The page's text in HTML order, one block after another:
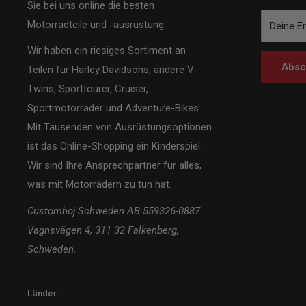
Sie bei uns online die besten
Motorradteile und -ausrüstung.
Wir haben ein riesiges Sortiment an
Teilen für Harley Davidsons, andere V-
Twins, Sporttourer, Cruiser,
Sportmotorräder und Adventure-Bikes.
Mit Tausenden von Ausrüstungsoptionen
ist das Online-Shopping ein Kinderspiel.
Wir sind Ihre Ansprechpartner für alles,
was mit Motorrädern zu tun hat.
Customhoj Schweden AB 559326-0887
Vagnsvägen 4, 311 32 Falkenberg,
Schweden.
Deine
Länder